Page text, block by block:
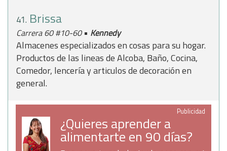
41. Brissa
Carrera 60 #10-60 • Kennedy
Almacenes especializados en cosas para su hogar.
Productos de las lineas de Alcoba, Baño, Cocina,
Comedor, lencería y articulos de decoración en
general.
Publicidad
¿Quieres aprender a
alimentarte en 90 días?